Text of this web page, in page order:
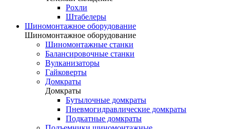
Рохли
Штабелеры
Шиномонтажное оборудование
Шиномонтажное оборудование
Шиномонтажные станки
Балансировочные станки
Вулканизаторы
Гайковерты
Домкраты
Домкраты
Бутылочные домкраты
Пневмогидравлические домкраты
Подкатные домкраты